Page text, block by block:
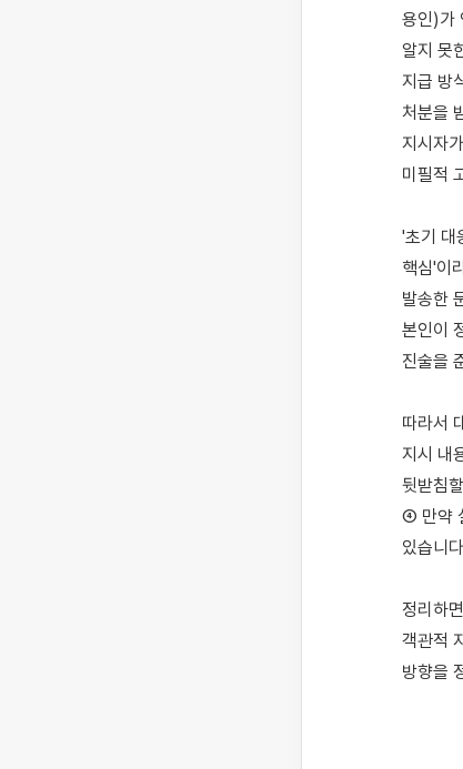
용인)가
알지 못
지급 방
처분을
지시자
미필적
'초기 대
핵심'이
발송한
본인이
진술을
따라서
지시 내
뒷받침
④ 만약
있습니
정리하
객관적
방향을